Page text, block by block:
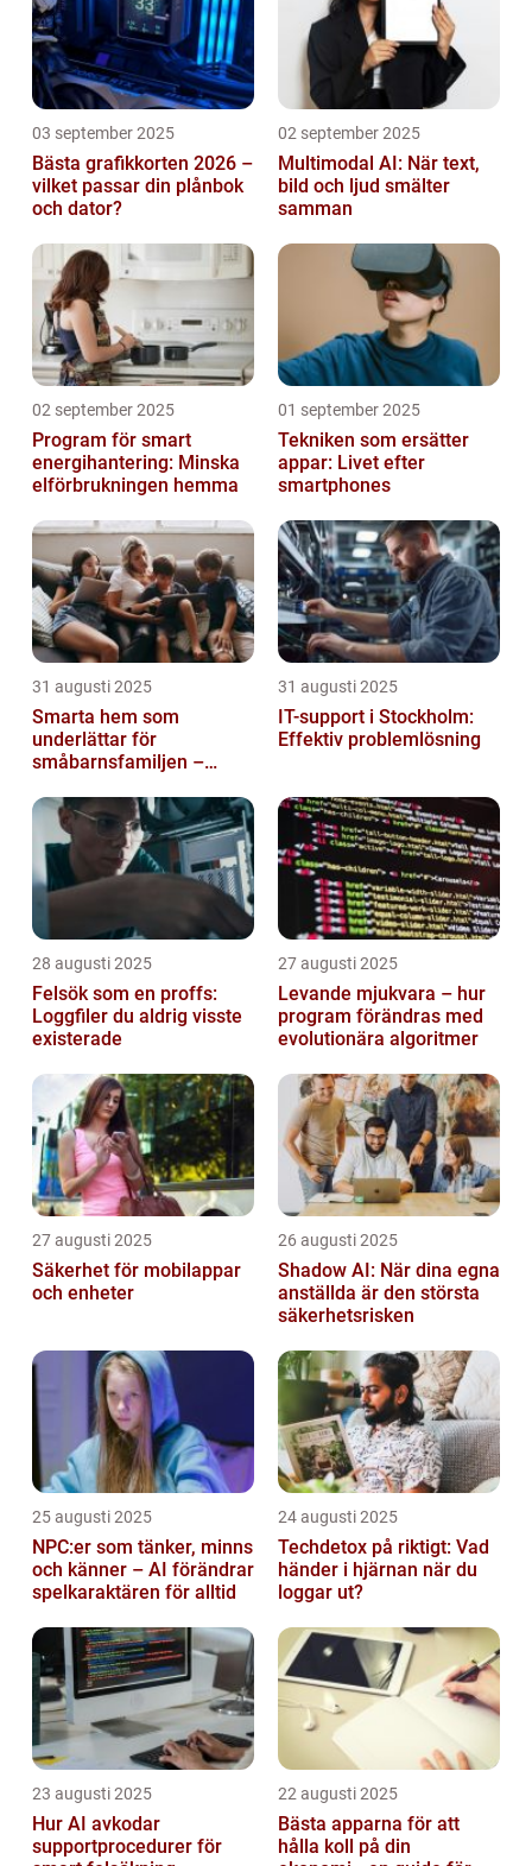
03 september 2025
Bästa grafikkorten 2026 –
vilket passar din plånbok
och dator?
02 september 2025
Multimodal AI: När text,
bild och ljud smälter
samman
02 september 2025
Program för smart
energihantering: Minska
elförbrukningen hemma
01 september 2025
Tekniken som ersätter
appar: Livet efter
smartphones
31 augusti 2025
Smarta hem som
underlättar för
småbarnsfamiljen –
barnens dagliga rutiner
31 augusti 2025
IT-support i Stockholm:
Effektiv problemlösning
28 augusti 2025
Felsök som en proffs:
Loggfiler du aldrig visste
existerade
27 augusti 2025
Levande mjukvara – hur
program förändras med
evolutionära algoritmer
27 augusti 2025
Säkerhet för mobilappar
och enheter
26 augusti 2025
Shadow AI: När dina egna
anställda är den största
säkerhetsrisken
25 augusti 2025
NPC:er som tänker, minns
och känner – AI förändrar
spelkaraktären för alltid
24 augusti 2025
Techdetox på riktigt: Vad
händer i hjärnan när du
loggar ut?
23 augusti 2025
Hur AI avkodar
supportprocedurer för
22 augusti 2025
Bästa apparna för att
hålla koll på din